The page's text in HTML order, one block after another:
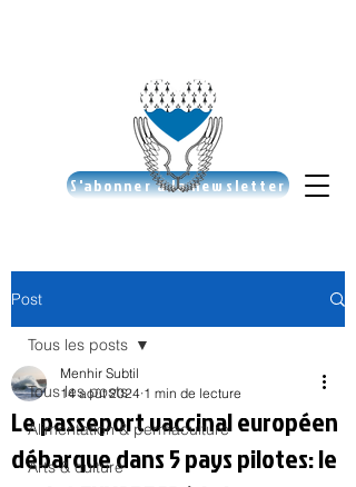
S'abonner à la newsletter
Post
Tous les posts
Alimentation & permaculture
Arts & culture
Tous les posts
Le passeport vaccinal européen
débarque dans 5 pays pilotes: le
Menhir Subtil
14 août 2024 1 min de lecture